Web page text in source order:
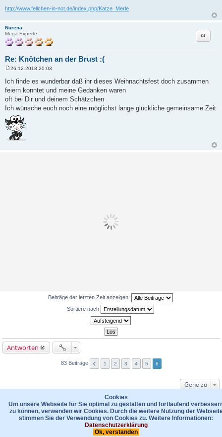
http://www.fellchen-in-not.de/index.php/Katze_Merle
Nurena
Mega-Experte
Re: Knötchen an der Brust :(
Zitat
e
i
t
r
a
g
26.12.2018 20:03
Ich finde es wunderbar daß ihr dieses Weihnachtsfest doch zusammen
feiern konntet und meine Gedanken waren
oft bei Dir und deinem Schätzchen
Ich wünsche euch noch eine möglichst lange glückliche gemeinsame Zeit
Beiträge der letzten Zeit anzeigen:
Sortiere nach
Antworten
83 Beiträge 1 2 3 4 5 6
Gehe zu
Mitglieder in diesem Forum: 0 Mitglieder und 53 Gäste
Cookies
Um unsere Webseite für Sie optimal zu gestalten und fortlaufend
zu können, verwenden wir Cookies. Durch die weitere Nutzung der
stimmen Sie der Verwendung von Cookies zu. Weitere Informationen:
Datenschutzerklärung
Ok, verstanden
Foren-Übersicht Das Team
Datenschutzerklärung
Kontakt
® Forum Software © phpBB Limited